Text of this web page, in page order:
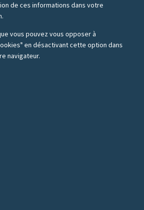
de ces informations dans votre
vous pouvez vous opposer à
en désactivant cette option dans
navigateur.